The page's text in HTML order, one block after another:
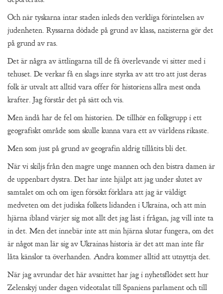
Och när tyskarna intar staden inleds den verkliga förintelsen av
judenheten. Ryssarna dödade på grund av klass, nazisterna gör det
på grund av ras.
Det är några av ättlingarna till de få överlevande vi sitter med i
tehuset. De verkar få en slags inre styrka av att tro att just deras
folk är utvalt att alltid vara offer för historiens allra mest onda
krafter. Jag förstår det på sätt och vis.
Men ändå har de fel om historien. De tillhör en folkgrupp i ett
geografiskt område som skulle kunna vara ett av världens rikaste.
Men som just på grund av geografin aldrig tillåtits bli det.
När vi skiljs från den magre unge mannen och den bistra damen är
de uppenbart dystra. Det har inte hjälpt att jag under slutet av
samtalet om och om igen försökt förklara att jag är väldigt
medveten om det judiska folkets lidanden i Ukraina, och att min
hjärna ibland värjer sig mot allt det jag läst i frågan, jag vill inte ta
in det. Men det innebär inte att min hjärna slutar fungera, om det
är något man lär sig av Ukrainas historia är det att man inte får
låta känslor ta överhanden. Andra kommer alltid att utnyttja det.
När jag avrundar det här avsnittet har jag i nyhetsflödet sett hur
Zelenskyj under dagen videotalat till Spaniens parlament och till